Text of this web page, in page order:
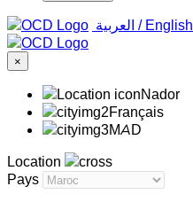
‏العربية ‏ / English
×
Nador
Français
MAD
Location
Pays